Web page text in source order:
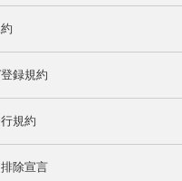
録規約
規約
除宣言